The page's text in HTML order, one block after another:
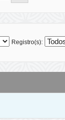
Registro(s):